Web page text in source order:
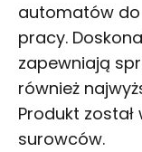
automatów
pracy.
zapewniają
również
Produkt został
surowców.